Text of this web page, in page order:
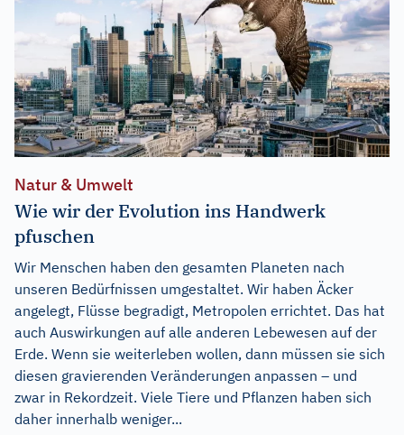
Natur & Umwelt
Wie wir der Evolution ins Handwerk
pfuschen
Wir Menschen haben den gesamten Planeten nach
unseren Bedürfnissen umgestaltet. Wir haben Äcker
angelegt, Flüsse begradigt, Metropolen errichtet. Das hat
auch Auswirkungen auf alle anderen Lebewesen auf der
Erde. Wenn sie weiterleben wollen, dann müssen sie sich
diesen gravierenden Veränderungen anpassen – und
zwar in Rekordzeit. Viele Tiere und Pflanzen haben sich
daher innerhalb weniger...